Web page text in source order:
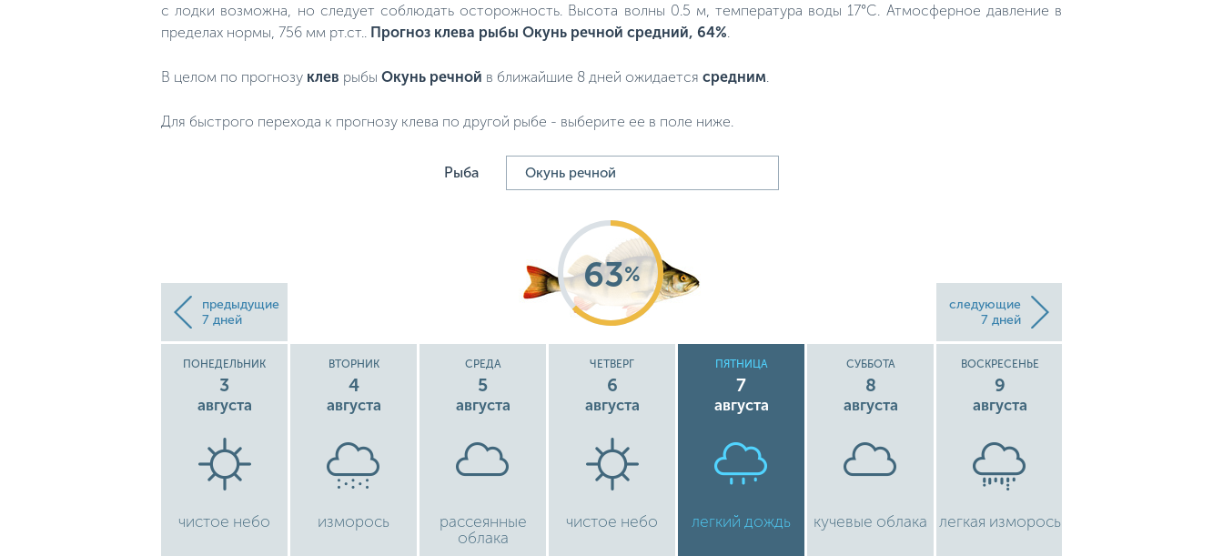
с лодки возможна, но следует соблюдать осторожность. Высота волны 0.5 м, температура воды 17°C. Атмосферное давление в
пределах нормы, 756 мм рт.ст.. Прогноз клева рыбы Окунь речной средний, 64%
В целом по прогнозу клев рыбы Окунь речной в ближайшие 8 дней ожидается средним
Для быстрого перехода к прогнозу клева по другой рыбе - выберите ее в поле ниже.
Рыба
предыдущие
7 дней
63%
следующие
7 дней
ПОНЕДЕЛЬНИК
3
августа
чистое небо
ВТОРНИК
4
августа
изморось
СРЕДА
5
августа
рассеянные
облака
ЧЕТВЕРГ
6
августа
чистое небо
ПЯТНИЦА
7
августа
легкий дождь
СУББОТА
8
августа
кучевые облака
ВОСКРЕСЕНЬЕ
9
августа
легкая изморось